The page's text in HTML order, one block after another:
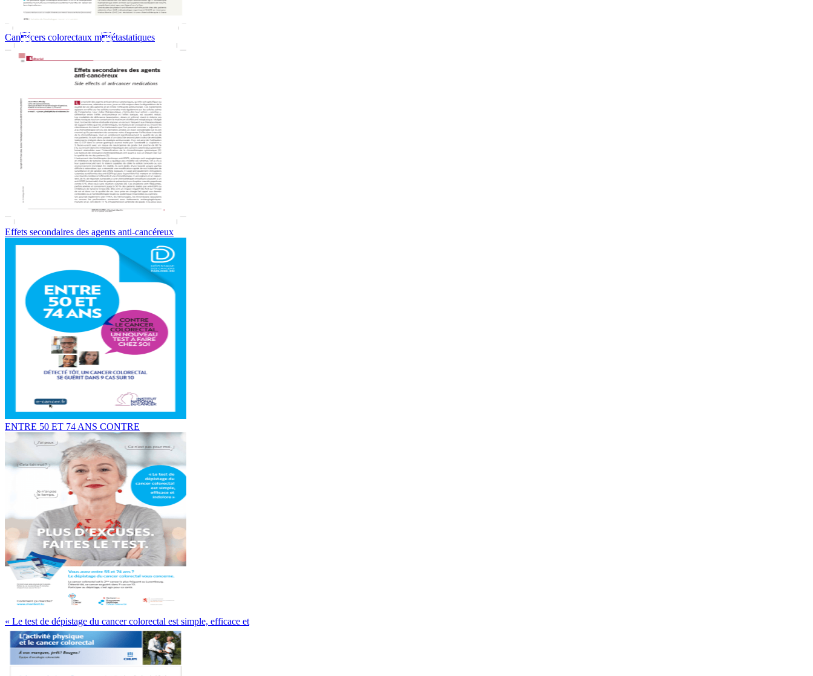
Cancers colorectaux métastatiques
Effets secondaires des agents anti-cancéreux
ENTRE 50 ET 74 ANS CONTRE
« Le test de dépistage du cancer colorectal est simple, efficace et